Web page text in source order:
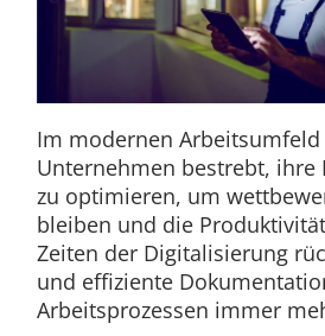
Im modernen
Unternehmen bestrebt, ihre
zu optimieren, um
bleiben und die
Zeiten der Digitalisierung
und effiziente
Arbeitsprozessen immer